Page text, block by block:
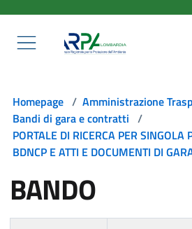
Homepage / Amministrazione
Bandi di gara e contratti /
PORTALE DI RICERCA PER SINGOLA
BDNCP E ATTI E DOCUMENTI DI
BANDO